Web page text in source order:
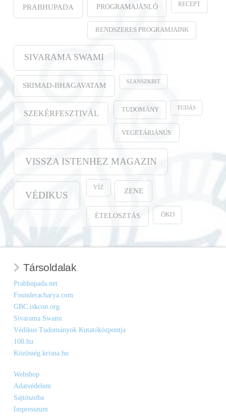
PRABHUPADA PROGRAMAJÁNLÓ RECEPT
RENDSZERES PROGRAMJAINK
SIVARAMA SWAMI
SRIMAD-BHAGAVATAM SZANSZKRIT
SZEKÉRFESZTIVÁL TUDOMÁNY TUDÁS
VEGETÁRIÁNUS
VISSZA ISTENHEZ MAGAZIN
VÉDIKUS
VÍZ ZENE
ÉTELOSZTÁS ÖKO
Társoldalak
Prabhupada.net
Founderacharya.com
GBC.iskcon.org
Sivarama Swami
Védikus Tudományok Kutatóközpontja
108.hu
Közösség.krisna.hu
Webshop
Adatvédelem
Sajtószoba
Impresszum